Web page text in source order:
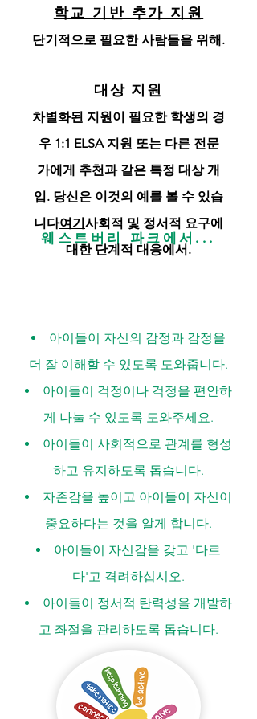
웨스트버리 파크에서...
아이들이 자신의 감정과 감정을
더 잘 이해할 수 있도록 도와줍니다.
아이들이 걱정이나 걱정을 편안하
게 나눌 수 있도록 도와주세요.
아이들이 사회적으로 관계를 형성
하고 유지하도록 돕습니다.
자존감을 높이고 아이들이 자신이
중요하다는 것을 알게 합니다.
아이들이 자신감을 갖고 '다르
다'고 격려하십시오.
아이들이 정서적 탄력성을 개발하
고 좌절을 관리하도록 돕습니다.
학교 기반 추가 지원
단기적으로 필요한 사람들을 위해.
대상 지원
차별화된 지원이 필요한 학생의 경
우 1:1 ELSA 지원 또는 다른 전문
가에게 추천과 같은 특정 대상 개
입. 당신은 이것의 예를 볼 수 있습
니다여기사회적 및 정서적 요구에
대한 단계적 대응에서.